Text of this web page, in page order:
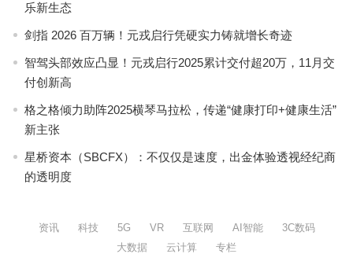
乐新生态
剑指 2026 百万辆！元戎启行凭硬实力铸就增长奇迹
智驾头部效应凸显！元戎启行2025累计交付超20万，11月交
付创新高
格之格倾力助阵2025横琴马拉松，传递“健康打印+健康生活”
新主张
星桥资本（SBCFX）：不仅仅是速度，出金体验透视经纪商
的透明度
资讯 科技 5G VR 互联网 AI智能
3C数码
大数据
云计算 专栏